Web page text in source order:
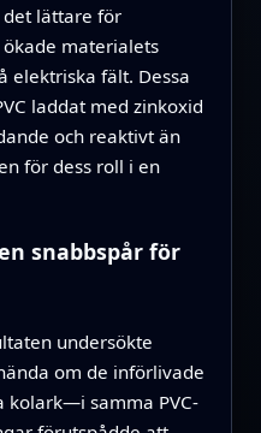
lättare för
materialets
elektriska fält. Dessa
laddat med zinkoxid
och reaktivt än
för dess roll i en
snabbspår för
undersökte
om de införlivade
samma PVC-